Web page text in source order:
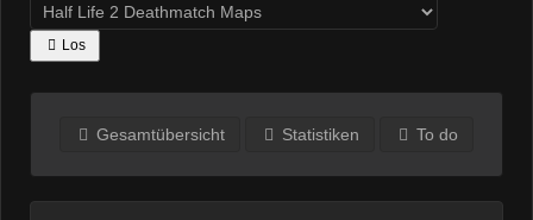
Los
Gesamtübersicht Statistiken To do